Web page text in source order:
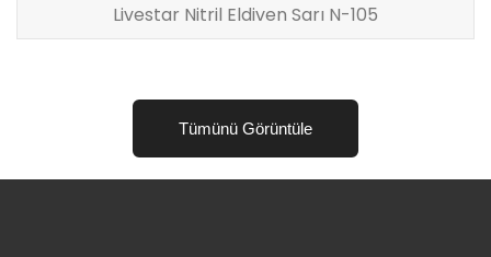
Livestar Nitril Eldiven Sarı N-105
Tümünü Görüntüle